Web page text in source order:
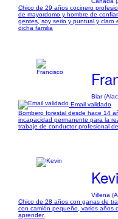
Chico de 29 años cocinero
de mayordomo y hombre de
gentes, soy serio y puntual y claro
dicha familia
Biar
Email validado
Bombero forestal desde hace 14
incapacidad permanente para la
trabaje de conductor profesional
Villena
Chico de 28 años con ganas de
con camión pequeño, varios años
aprender.